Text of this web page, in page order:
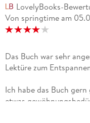
LovelyBooks-
Von springtime am
Das Buch war sehr
Lektüre zum
Ich habe das Buch
etwas